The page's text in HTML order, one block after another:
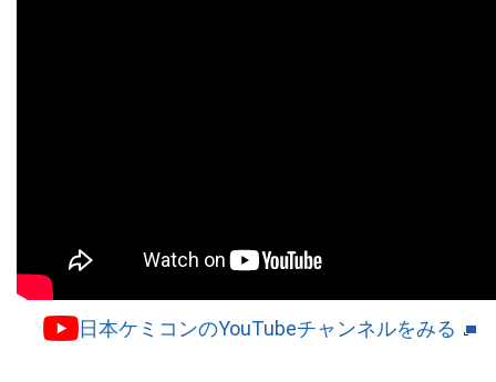
日本ケミコンのYouTubeチャンネルをみる